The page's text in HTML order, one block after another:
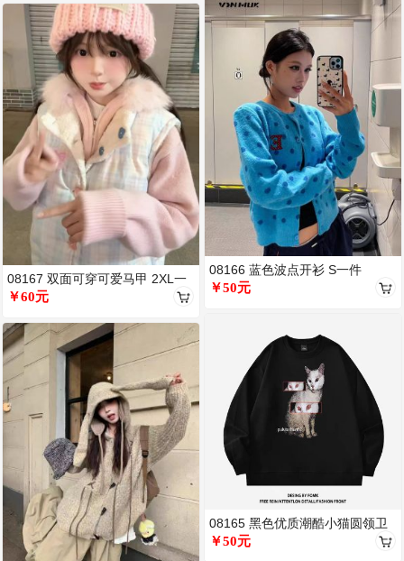
08167 双面可穿可爱马甲 2XL一
件
￥60元
08166 蓝色波点开衫 S一件
￥50元
08165 黑色优质潮酷小猫圆领卫
衣 L一件
￥50元